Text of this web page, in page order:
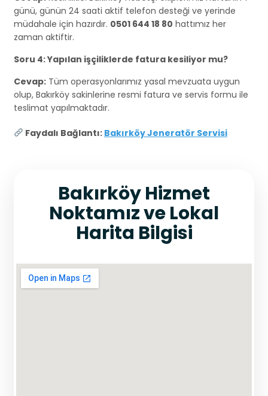
günü, günün 24 saati aktif telefon desteği ve yerinde
müdahale için hazırdır. 0501 644 18 80 hattımız her
zaman aktiftir.
Soru 4: Yapılan işçiliklerde fatura kesiliyor mu?
Cevap: Tüm operasyonlarımız yasal mevzuata uygun
olup, Bakırköy sakinlerine resmi fatura ve servis formu ile
teslimat yapılmaktadır.
Faydalı Bağlantı: Bakırköy Jeneratör Servisi
Bakırköy Hizmet
Noktamız ve Lokal
Harita Bilgisi